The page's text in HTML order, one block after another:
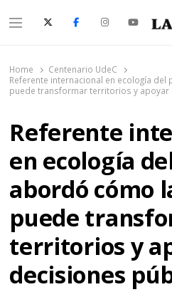
Menu
Home
Centenario UdeC
Referente internacional en ecología
puede transformar territorios y apoyar
Referente
en ecología
abordó cómo
puede
territorios y
decisiones